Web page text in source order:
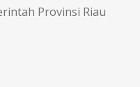
Provinsi Riau